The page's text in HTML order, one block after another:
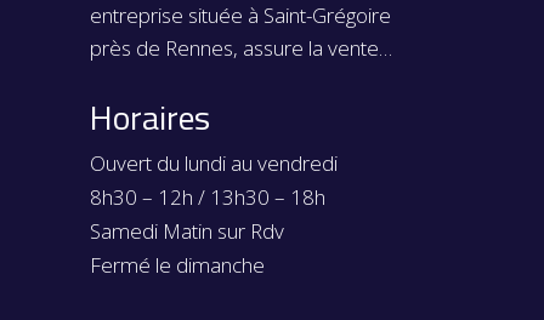
entreprise située à Saint-Grégoire
près de Rennes, assure la vente…
Horaires
Ouvert du lundi au vendredi
8h30 – 12h / 13h30 – 18h
Samedi Matin sur Rdv
Fermé le dimanche